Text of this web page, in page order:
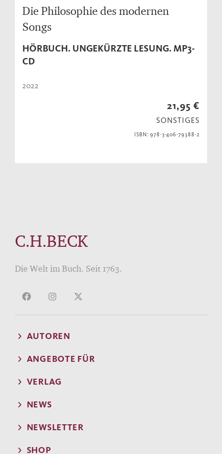
Die Philosophie des modernen
Songs
HÖRBUCH. UNGEKÜRZTE LESUNG. MP3-
CD
2022
21,95 €
SONSTIGES
ISBN: 978-3-406-79388-2
C.H.BECK
Die Welt im Buch. Seit 1763.
AUTOREN
ANGEBOTE FÜR
VERLAG
NEWS
NEWSLETTER
SHOP